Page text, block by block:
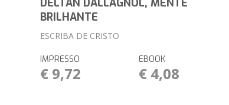
DELTAN DALLAGNOL, MENTE
BRILHANTE
ESCRIBA DE CRISTO
IMPRESSO
€ 9,72
EBOOK
€ 4,08